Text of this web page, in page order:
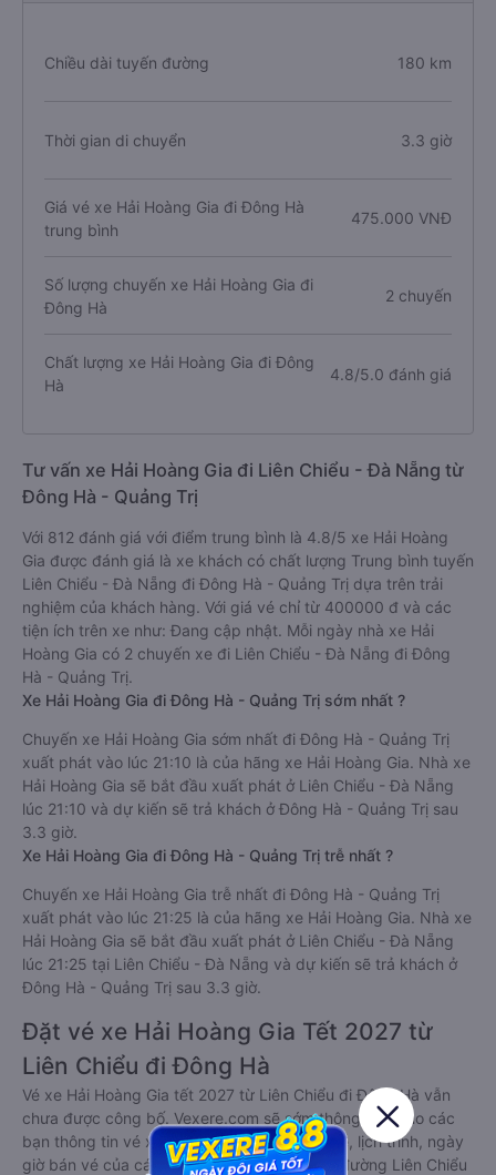
Chiều dài tuyến đường 180 km
Thời gian di chuyển 3.3 giờ
Giá vé xe Hải Hoàng Gia đi Đông Hà
trung bình
475.000 VNĐ
Số lượng chuyến xe Hải Hoàng Gia đi
Đông Hà
2 chuyến
Chất lượng xe Hải Hoàng Gia đi Đông
Hà
4.8/5.0 đánh giá
Tư vấn xe Hải Hoàng Gia đi Liên Chiểu - Đà Nẵng từ
Đông Hà - Quảng Trị
Với 812 đánh giá với điểm trung bình là 4.8/5 xe Hải Hoàng
Gia được đánh giá là xe khách có chất lượng Trung bình tuyến
Liên Chiểu - Đà Nẵng đi Đông Hà - Quảng Trị dựa trên trải
nghiệm của khách hàng. Với giá vé chỉ từ 400000 đ và các
tiện ích trên xe như: Đang cập nhật. Mỗi ngày nhà xe Hải
Hoàng Gia có 2 chuyến xe đi Liên Chiểu - Đà Nẵng đi Đông
Hà - Quảng Trị.
Xe Hải Hoàng Gia đi Đông Hà - Quảng Trị sớm nhất ?
Chuyến xe Hải Hoàng Gia sớm nhất đi Đông Hà - Quảng Trị
xuất phát vào lúc 21:10 là của hãng xe Hải Hoàng Gia. Nhà xe
Hải Hoàng Gia sẽ bắt đầu xuất phát ở Liên Chiểu - Đà Nẵng
lúc 21:10 và dự kiến sẽ trả khách ở Đông Hà - Quảng Trị sau
3.3 giờ.
Xe Hải Hoàng Gia đi Đông Hà - Quảng Trị trễ nhất ?
Chuyến xe Hải Hoàng Gia trễ nhất đi Đông Hà - Quảng Trị
xuất phát vào lúc 21:25 là của hãng xe Hải Hoàng Gia. Nhà xe
Hải Hoàng Gia sẽ bắt đầu xuất phát ở Liên Chiểu - Đà Nẵng
lúc 21:25 tại Liên Chiểu - Đà Nẵng và dự kiến sẽ trả khách ở
Đông Hà - Quảng Trị sau 3.3 giờ.
Đặt vé xe Hải Hoàng Gia Tết 2027 từ
Liên Chiểu đi Đông Hà
Vé xe Hải Hoàng Gia tết 2027 từ Liên Chiểu đi Đông Hà vẫn
chưa được công bố. Vexere.com sẽ sớm thông báo cho các
bạn thông tin vé xe Tết 2027 bao gồm giá vé, lịch trình, ngày
giờ bán vé của các hãng xe khách đi tuyến đường Liên Chiểu